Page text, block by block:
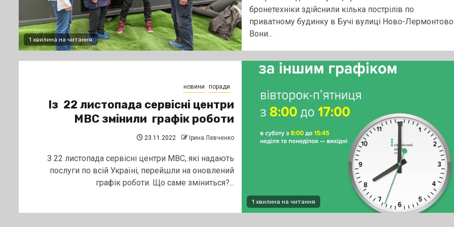
1 хвилина на читання
бронетехніки здійснили кілька пострілів по
приватному будинку в Бучі вулиці Ново-
Вони...
1 хвилина на читання
новини поради
Із 22 листопада сервісні центри
МВС змінили графік роботи
23.11.2022 Ірина Левченко
З 22 листопада сервісні центри МВС, які надають
послуги по всій Україні, перейшли на оновлений
графік роботи. Що саме зміниться?...